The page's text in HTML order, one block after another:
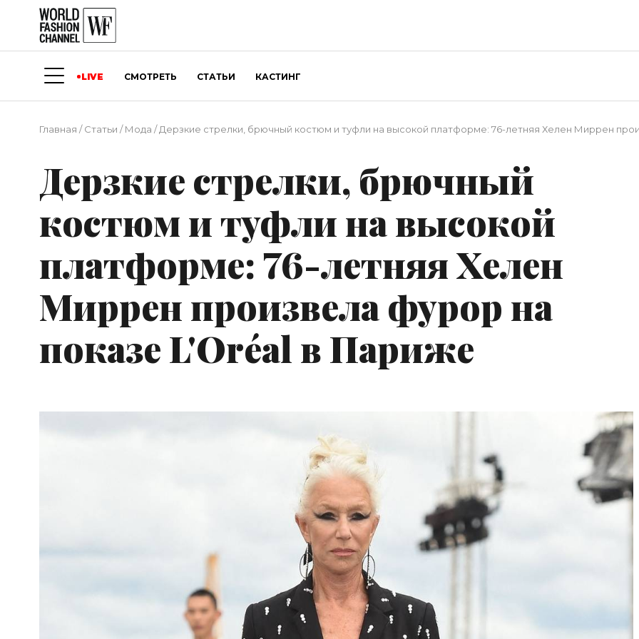
LIVE СМОТРЕТЬ СТАТЬИ КАСТИНГ
Главная /Статьи /Мода /Дерзкие стрелки, брючный костюм и туфли на высокой платформе: 76-летняя Хелен Миррен
Дерзкие стрелки, брючный
костюм и туфли на высокой
платформе: 76-летняя Хелен
Миррен произвела фурор на
показе L'Oréal в Париже